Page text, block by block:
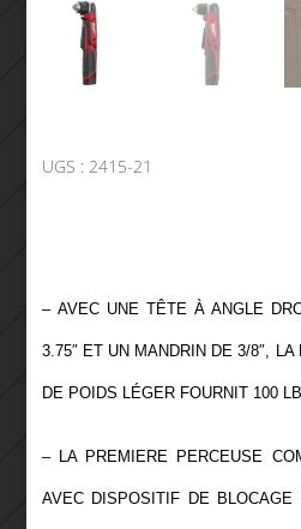
UGS : 2415-21
– AVEC UNE TÊTE À ANGLE
3.75″ ET UN MANDRIN DE 3/8″,
DE POIDS LÉGER FOURNIT 100
– LA PREMIERE PERCEUSE
AVEC DISPOSITIF DE BLOCAGE